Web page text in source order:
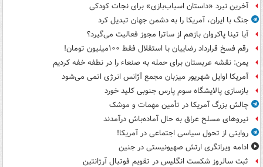
آخرین نبرد «داستان اسباب‌بازی» برای نجات کودکی
جنگ با ایران، آمریکا را به دشمن جهان تبدیل کرد
آیا تینا پاکروان بازهم از ساترا مجوز فعالیت می‌گیرد؟
رقم فسخ قرارداد رضاییان با استقلال فقط ۱۰۰میلیون تومان!
یمن: نقشه عربستان برای حمله به صنعاء را در نطفه خفه کردیم
آمریکا اوایل شهریور میزبان مجمع آژانس انرژی اتمی می‌شود
بازسازی پالایشگاه سوم پارس جنوبی کلید خورد
چالش بزرگ آمریکا در تأمین مهمات و موشک
نیروهای مسلح عراق به حال آماده‌باش درآمدند
روایتی از تحول سیاسی اجتماعی در آمریکا!
ادامه ویرانگری ارتش صهیونیستی در جنین
ثبت سالروز شکست انگلیس در تقویم فوتبال آرژانتین